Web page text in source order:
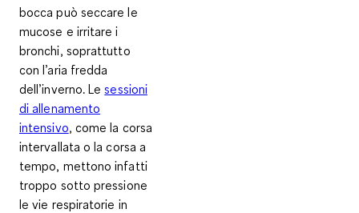
bocca può seccare le
mucose e irritare i
bronchi, soprattutto
con l’aria fredda
dell’inverno. Lesessioni
di allenamento
intensivo, come la corsa
intervallata o la corsa a
tempo, mettono infatti
troppo sotto pressione
le vie respiratorie in